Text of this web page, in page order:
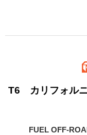
T6 カリフォル
FUEL OFF-